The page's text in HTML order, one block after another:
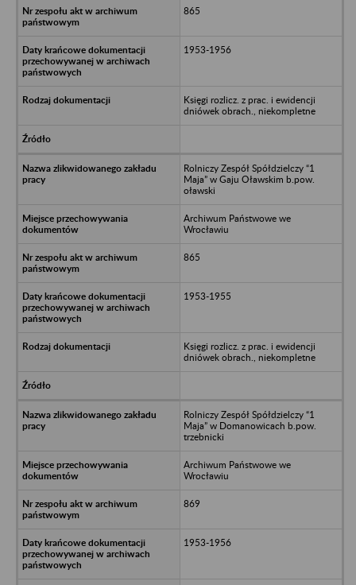
865
1953-1956
Księgi rozlicz. z prac. i ewidencji
dniówek obrach., niekompletne
Rolniczy Zespół Spółdzielczy “1
Maja” w Gaju Oławskim b.pow.
oławski
Archiwum Państwowe we
Wrocławiu
865
1953-1955
Księgi rozlicz. z prac. i ewidencji
dniówek obrach., niekompletne
Rolniczy Zespół Spółdzielczy “1
Maja” w Domanowicach b.pow.
trzebnicki
Archiwum Państwowe we
Wrocławiu
869
1953-1956